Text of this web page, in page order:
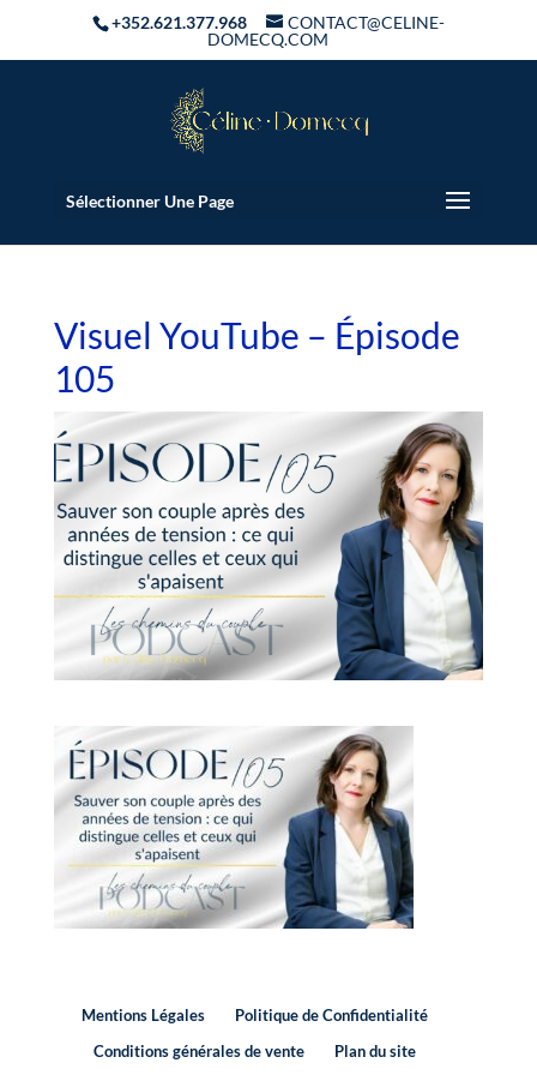
+352.621.377.968
CONTACT@CELINE-
DOMECQ.COM
Sélectionner Une Page
Visuel YouTube – Épisode
105
Mentions Légales
Politique de Confidentialité
Conditions générales de vente
Plan du site